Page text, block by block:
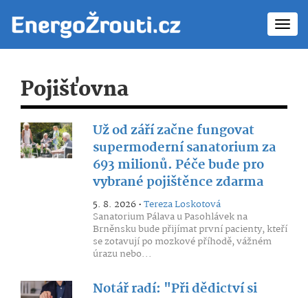
Pojišťovna
Už od září začne fungovat
supermoderní sanatorium za
693 milionů. Péče bude pro
vybrané pojištěnce zdarma
5. 8. 2026 •Tereza Loskotová
Sanatorium Pálava u Pasohlávek na
Brněnsku bude přijímat první pacienty, kteří
se zotavují po mozkové příhodě, vážném
úrazu nebo...
Notář radí: "Při dědictví si